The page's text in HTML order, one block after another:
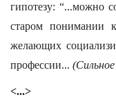
гипотезу: “...можно
старом понимании
желающих
профессии...
<...>